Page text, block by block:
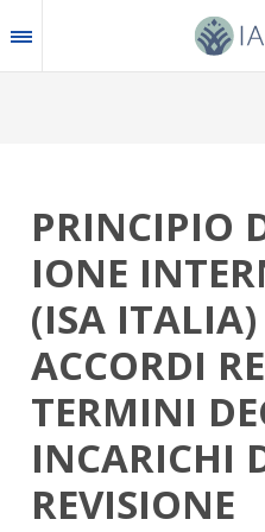
to
main
PRINCIPIO
IONE
(ISA
ACCORDI
TERMINI
INCARICHI
REVISIONE